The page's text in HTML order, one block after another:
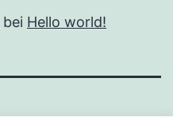
bei Hello world!